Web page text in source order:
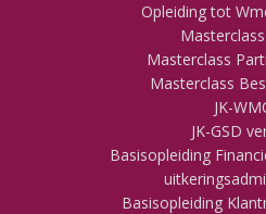
Opleiding tot
Masterclass
Masterclass
JK-
JK-GSD
Basisopleiding
Basisopleiding